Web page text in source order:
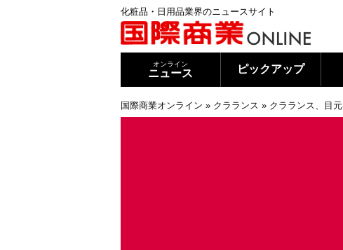
化粧品・日用品業界のニュースサイト
オンライン
ニュース ピックアップ
国際商業オンライン » クラランス » クラランス、目